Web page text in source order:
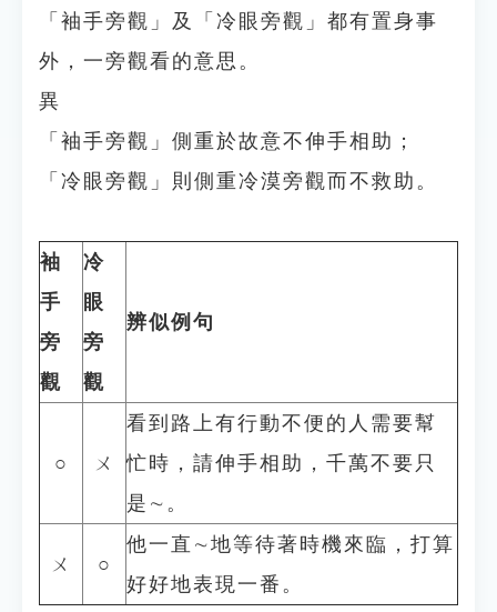
「袖手旁觀」及「冷眼旁觀」都有置身事
外，一旁觀看的意思。
異
「袖手旁觀」側重於故意不伸手相助；
「冷眼旁觀」則側重冷漠旁觀而不救助。
袖
手
旁
觀
冷
眼
旁
觀
辨似例句
○ ㄨ
看到路上有行動不便的人需要幫
忙時，請伸手相助，千萬不要只
是∼。
ㄨ ○
他一直∼地等待著時機來臨，打算
好好地表現一番。